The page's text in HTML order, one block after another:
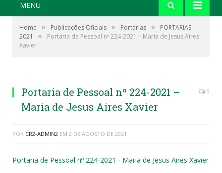
MENU
Home » Publicações Oficiais » Portarias »
PORTARIAS
2021
»
Portaria de Pessoal nº 224-2021 – Maria de Jesus Aires
Xavier
Portaria de Pessoal nº 224-2021 –
Maria de Jesus Aires Xavier
0
POR CR2-ADMIN2 EM 2 DE AGOSTO DE 2021
Portaria de Pessoal nº 224-2021 - Maria de Jesus Aires Xavier